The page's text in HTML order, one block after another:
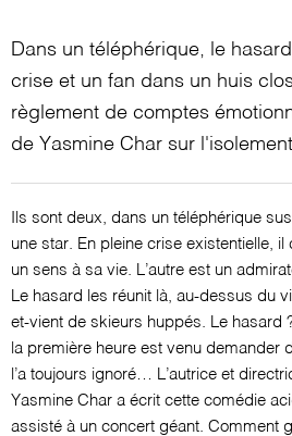
Dans un téléphérique, le
crise et un fan dans un huis
règlement de comptes
de Yasmine Char sur
Ils sont deux, dans un téléphérique
une star. En pleine crise existentielle, il
un sens à sa vie. L’autre est un
Le hasard les réunit là, au-dessus du
et-vient de skieurs huppés. Le hasard
la première heure est venu demander
l’a toujours ignoré… L’autrice et
Yasmine Char a écrit cette comédie
assisté à un concert géant. Comment